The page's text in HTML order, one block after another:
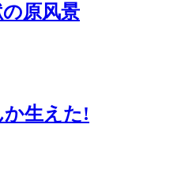
原风景
生えた!